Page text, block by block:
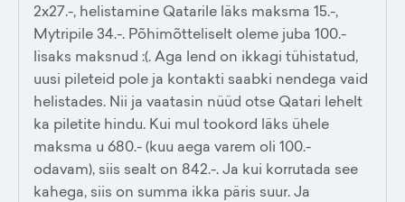
2x27.-, helistamine Qatarile läks maksma 15.-,
Mytripile 34.-. Põhimõtteliselt oleme juba 100.-
lisaks maksnud :(. Aga lend on ikkagi tühistatud,
uusi pileteid pole ja kontakti saabki nendega vaid
helistades. Nii ja vaatasin nüüd otse Qatari lehelt
ka piletite hindu. Kui mul tookord läks ühele
maksma u 680.- (kuu aega varem oli 100.-
odavam), siis sealt on 842.-. Ja kui korrutada see
kahega, siis on summa ikka päris suur. Ja